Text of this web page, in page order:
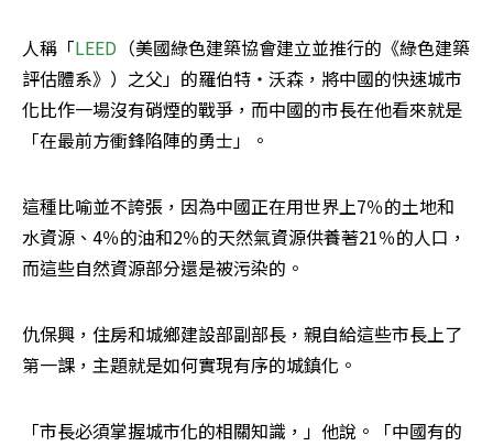
人稱「LEED （美國綠色建築協會建立並推行的《綠色建築
評估體系》）之父」的羅伯特‧沃森，將中國的快速城市
化比作一場沒有硝煙的戰爭，而中國的市長在他看來就是
「在最前方衝鋒陷陣的勇士」。
這種比喻並不誇張，因為中國正在用世界上7％的土地和
水資源、4％的油和2％的天然氣資源供養著21％的人口，
而這些自然資源部分還是被污染的。
仇保興，住房和城鄉建設部副部長，親自給這些市長上了
第一課，主題就是如何實現有序的城鎮化。
「市長必須掌握城市化的相關知識，」他說。「中國有的